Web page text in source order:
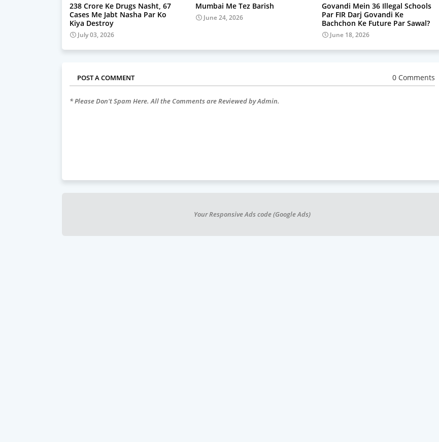
238 Crore Ke Drugs Nasht, 67
Cases Me Jabt Nasha Par Ko
Kiya Destroy
July 03, 2026
Mumbai Me Tez Barish
June 24, 2026
Govandi Mein 36 Illegal Schools
Par FIR Darj Govandi Ke
Bachchon Ke Future Par Sawal?
June 18, 2026
POST A COMMENT 0 Comments
* Please Don't Spam Here. All the Comments are Reviewed by Admin.
Your Responsive Ads code (Google Ads)